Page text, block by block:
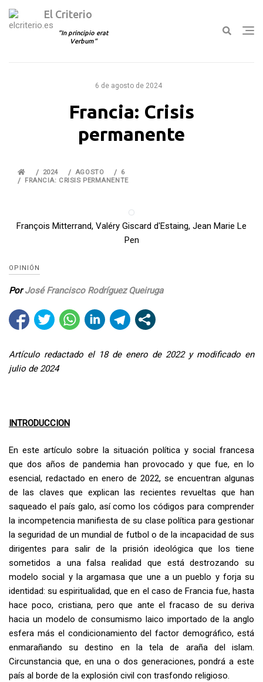
El Criterio
In principio erat
Verbum
6 de agosto de 2024
Francia: Crisis
permanente
2024 AGOSTO
6
FRANCIA: CRISIS PERMANENTE
François Mitterrand, Valéry Giscard d'Estaing, Jean Marie Le
Pen
OPINIÓN
PorJosé Francisco Rodríguez Queiruga
Artículo redactado el 18 de enero de 2022 y modificado en
julio de 2024
INTRODUCCION
En este artículo sobre la situación política y social francesa
que dos años de pandemia han provocado y que fue, en lo
esencial, redactado en enero de 2022, se encuentran algunas
de las claves que explican las recientes revueltas que han
saqueado el país galo, así como los códigos para comprender
la incompetencia manifiesta de su clase política para gestionar
la seguridad de un mundial de futbol o de la incapacidad de sus
dirigentes para salir de la prisión ideológica que los tiene
sometidos a una falsa realidad que está destrozando su
modelo social y la argamasa que une a un pueblo y forja su
identidad: su espiritualidad, que en el caso de Francia fue, hasta
hace poco, cristiana, pero que ante el fracaso de su deriva
hacia un modelo de consumismo laico importado de la anglo
esfera más el condicionamiento del factor demográfico, está
enmarañando su destino en la tela de araña del islam.
Circunstancia que, en una o dos generaciones, pondrá a este
país al borde de la explosión civil con trasfondo religioso.